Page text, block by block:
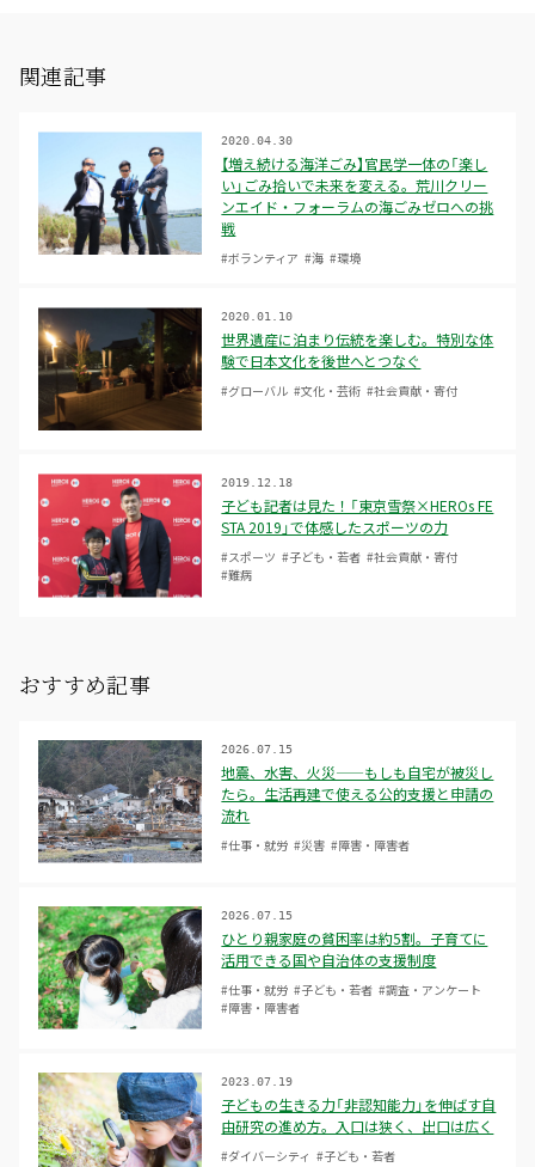
関連記事
【増え続ける海洋ごみ】官民学一体の「楽し
い」ごみ拾いで未来を変える。荒川クリー
ンエイド・フォーラムの海ごみゼロへの挑
戦
2020.04.30
#ボランティア #海 #環境
世界遺産に泊まり伝統を楽しむ。特別な体
験で日本文化を後世へとつなぐ
2020.01.10
#グローバル #文化・芸術 #社会貢献・寄付
子ども記者は見た！「東京雪祭×HEROs FE
STA 2019」で体感したスポーツの力
2019.12.18
#スポーツ #子ども・若者 #社会貢献・寄付
#難病
おすすめ記事
地震、水害、火災——もしも自宅が被災し
たら。生活再建で使える公的支援と申請の
流れ
2026.07.15
#仕事・就労 #災害 #障害・障害者
ひとり親家庭の貧困率は約5割。子育てに
活用できる国や自治体の支援制度
2026.07.15
#仕事・就労 #子ども・若者 #調査・アンケート
#障害・障害者
子どもの生きる力「非認知能力」を伸ばす自
由研究の進め方。入口は狭く、出口は広く
2023.07.19
#ダイバーシティ #子ども・若者